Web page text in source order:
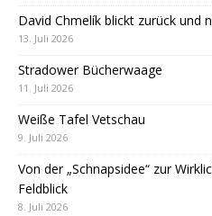
David Chmelík blickt zurück und
13. Juli 2026
Stradower Bücherwaage
11. Juli 2026
Weiße Tafel Vetschau
9. Juli 2026
Von der „Schnapsidee“ zur
Feldblick
8. Juli 2026